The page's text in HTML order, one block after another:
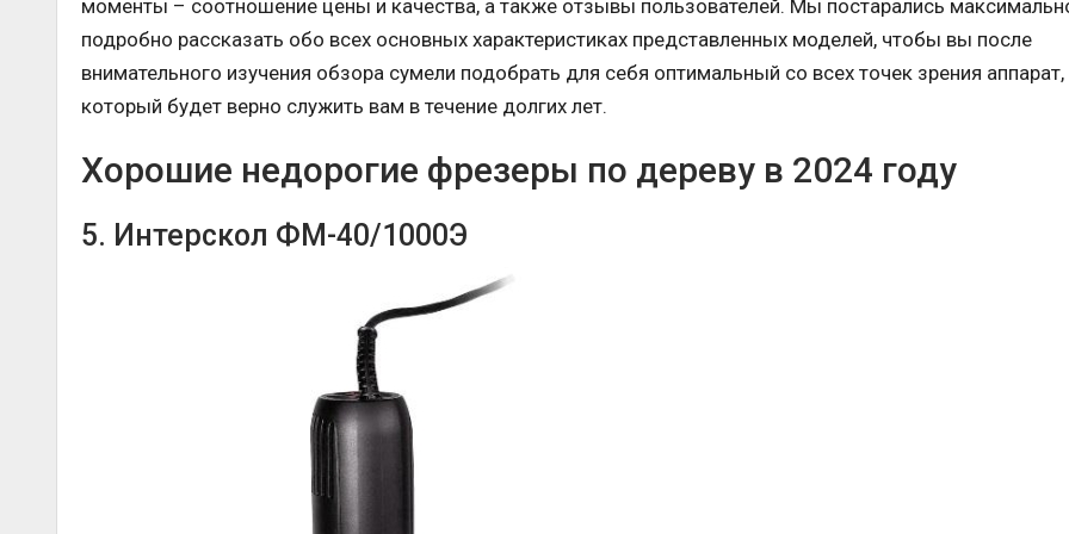
моменты – соотношение цены и качества, а также отзывы пользователей. Мы постарались
подробно рассказать обо всех основных характеристиках представленных моделей, чтобы вы после
внимательного изучения обзора сумели подобрать для себя оптимальный со всех точек зрения аппарат,
который будет верно служить вам в течение долгих лет.
Хорошие недорогие фрезеры по дереву в 2024 году
5. Интерскол ФМ-40/1000Э